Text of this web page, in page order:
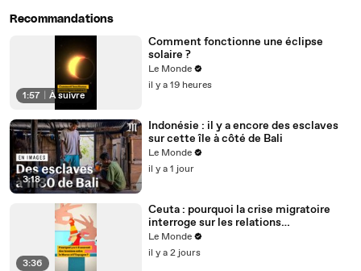
Recommandations
1:57 À suivre
Comment fonctionne une éclipse
solaire ?
Le Monde
il y a 19 heures
3:18
Indonésie : il y a encore des esclaves
sur cette île à côté de Bali
Le Monde
il y a 1 jour
3:36
Ceuta : pourquoi la crise migratoire
interroge sur les relations
diplomatiques entre le Maroc et
l’Espagne ?
Le Monde
il y a 2 jours